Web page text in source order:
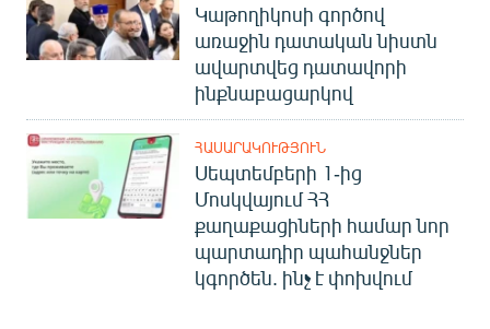
Կաթողիկոսի գործով
առաջին դատական նիստն
ավարտվեց դատավորի
ինքնաբացարկով
ՀԱՍԱՐԱԿՈՒԹՅՈՒՆ
Սեպտեմբերի 1-ից
Մոսկվայում ՀՀ
քաղաքացիների համար նոր
պարտադիր պահանջներ
կգործեն. ինչ է փոխվում